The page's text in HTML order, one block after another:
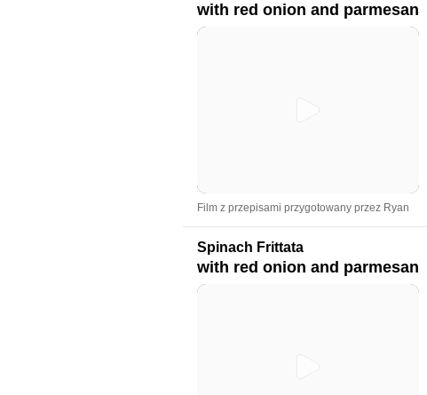
with red onion and parmesan
Film z przepisami przygotowany przez Ryan
Spinach Frittata
with red onion and parmesan